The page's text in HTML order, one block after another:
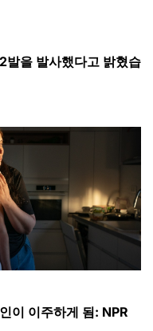
발을 발사했다고 밝혔습
이 이주하게 됨: NPR